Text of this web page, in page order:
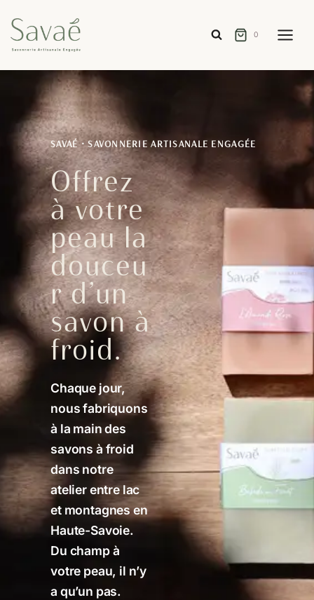
au
contenu
0
SAVAÉ • SAVONNERIE ARTISANALE ENGAGÉE
Offrez
à votre
peau la
douceu
r d’un
savon à
froid.
Chaque jour,
nous fabriquons
à la main des
savons à froid
dans notre
atelier entre lac
et montagnes en
Haute-Savoie.
Du champ à
votre peau, il n’y
a qu’un pas.